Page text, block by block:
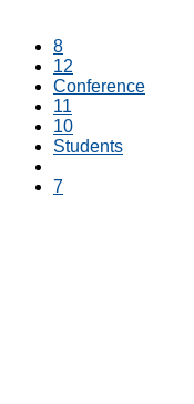
8
12
Conference
11
10
Students
7